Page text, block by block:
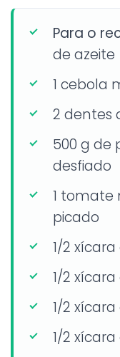
Para o
de azeite
1 cebola
2 dentes
500 g de
desfiado
1 tomate
picado
1/2
1/2
1/2
1/2